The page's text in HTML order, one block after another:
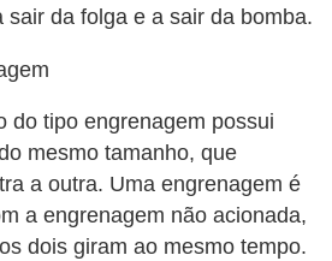
sair da folga e a sair da bomba.
do tipo engrenagem possui
mesmo tamanho, que
a outra. Uma engrenagem é
a engrenagem não acionada,
dois giram ao mesmo tempo.